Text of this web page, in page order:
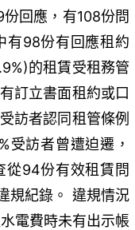
回應，有108份問
有98份有回應租約
的租賃受租務管
訂立書面租約或口
訪者認同租管條例
受訪者曾遭迫遷，
從94份有效租賃問
規紀錄。 違規情況
電費時未有出示帳